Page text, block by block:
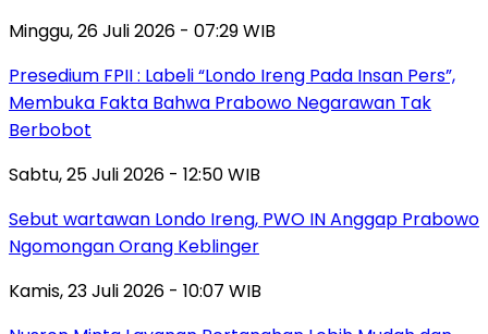
Minggu, 26 Juli 2026 - 07:29 WIB
Presedium FPII : Labeli “Londo Ireng Pada Insan Pers”,
Membuka Fakta Bahwa Prabowo Negarawan Tak
Berbobot
Sabtu, 25 Juli 2026 - 12:50 WIB
Sebut wartawan Londo Ireng, PWO IN Anggap Prabowo
Ngomongan Orang Keblinger
Kamis, 23 Juli 2026 - 10:07 WIB